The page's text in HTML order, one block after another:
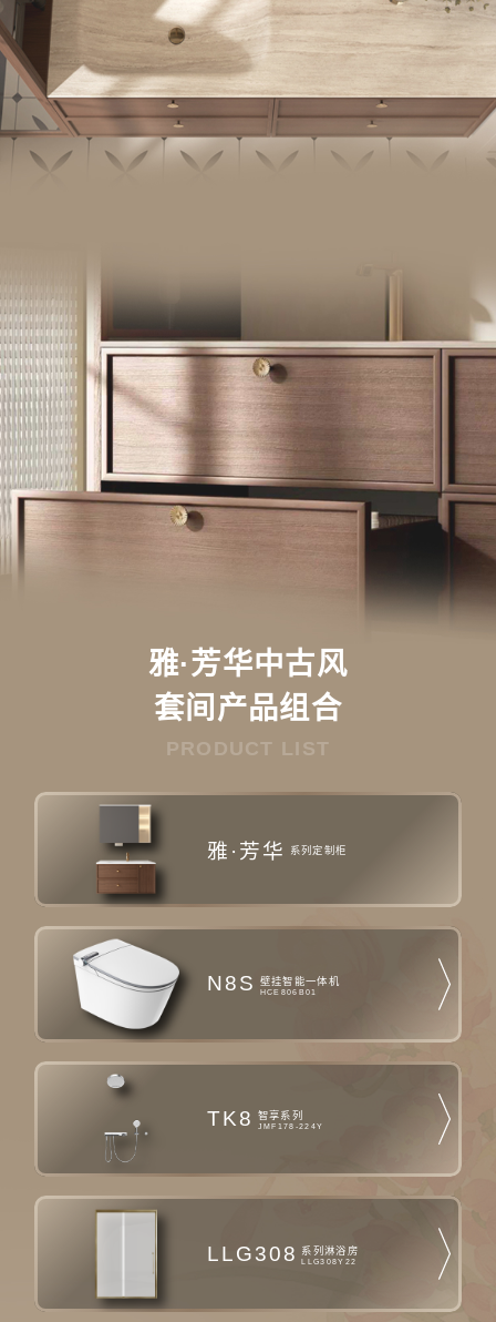
雅·芳华中古风
套间产品组合
PRODUCT LIST
雅·芳华 系列定制柜
N8S 壁挂智能一体机
HCE806B01
TK8 智享系列
JMF178-224Y
LLG308 系列淋浴房
LLG308Y22